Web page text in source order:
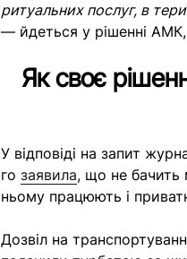
ритуальних послуг, в
— йдеться у рішенні АМК,
Як своє
У відповіді на запит
го заявила, що не бачить
ньому працюють і
Дозвіл на